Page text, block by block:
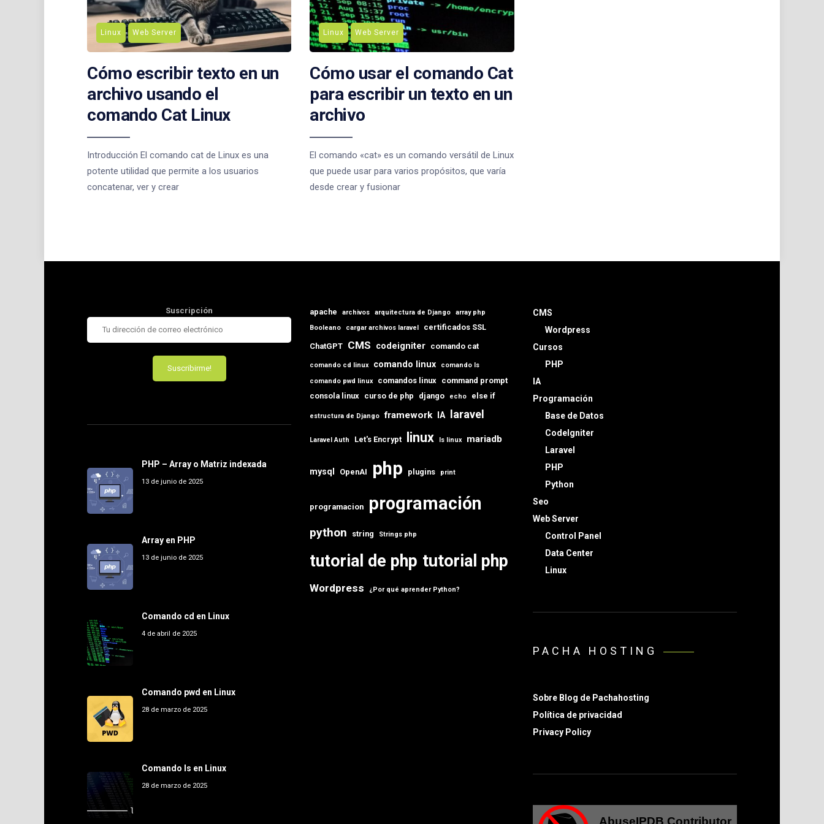
Linux Web Server
Cómo escribir texto en un
archivo usando el
comando Cat Linux
Introducción El comando cat de Linux es una
potente utilidad que permite a los usuarios
concatenar, ver y crear
Linux Web Server
Cómo usar el comando Cat
para escribir un texto en un
archivo
El comando «cat» es un comando versátil de Linux
que puede usar para varios propósitos, que varía
desde crear y fusionar
Suscripción
PHP – Array o Matriz indexada
13 de junio de 2025
Array en PHP
13 de junio de 2025
Comando cd en Linux
4 de abril de 2025
Comando pwd en Linux
28 de marzo de 2025
Comando ls en Linux
28 de marzo de 2025
apache archivos arquitectura de Django
array php
Booleano
cargar archivos laravel certificados SSL
ChatGPT CMS codeigniter comando cat
comando cd linux comando linux
comando ls
comando pwd linux
comandos linux command prompt
consola linux curso de php django echo else if
estructura de Django framework IA laravel
Laravel Auth Let's Encrypt linux ls linux mariadb
mysql OpenAI php plugins print
programacion programación
python string Strings php
tutorial de php tutorial php
Wordpress ¿Por qué aprender Python?
CMS
Wordpress
Cursos
PHP
IA
Programación
Base de Datos
CodeIgniter
Laravel
PHP
Python
Seo
Web Server
Control Panel
Data Center
Linux
PACHA HOSTING
Sobre Blog de Pachahosting
Política de privacidad
Privacy Policy